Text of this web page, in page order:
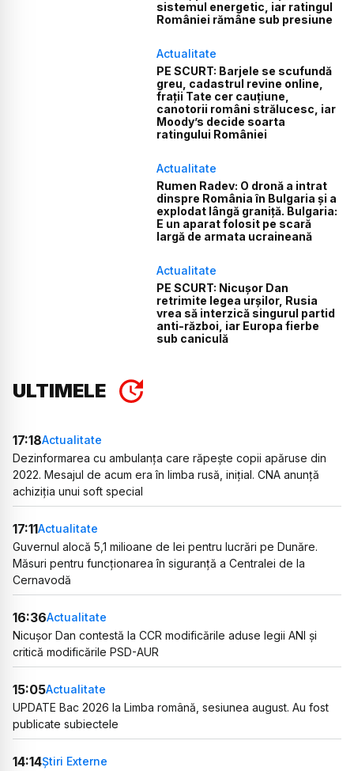
sistemul energetic, iar ratingul
României rămâne sub presiune
Actualitate
PE SCURT: Barjele se scufundă
greu, cadastrul revine online,
frații Tate cer cauțiune,
canotorii români strălucesc, iar
Moody’s decide soarta
ratingului României
Actualitate
Rumen Radev: O dronă a intrat
dinspre România în Bulgaria și a
explodat lângă graniță. Bulgaria:
E un aparat folosit pe scară
largă de armata ucraineană
Actualitate
PE SCURT: Nicușor Dan
retrimite legea urșilor, Rusia
vrea să interzică singurul partid
anti-război, iar Europa fierbe
sub caniculă
ULTIMELE
17:18Actualitate
Dezinformarea cu ambulanța care răpește copii apăruse din
2022. Mesajul de acum era în limba rusă, inițial. CNA anunță
achiziția unui soft special
17:11Actualitate
Guvernul alocă 5,1 milioane de lei pentru lucrări pe Dunăre.
Măsuri pentru funcționarea în siguranță a Centralei de la
Cernavodă
16:36Actualitate
Nicușor Dan contestă la CCR modificările aduse legii ANI și
critică modificările PSD-AUR
15:05Actualitate
UPDATE Bac 2026 la Limba română, sesiunea august. Au fost
publicate subiectele
14:14Știri Externe